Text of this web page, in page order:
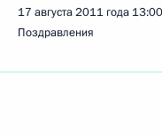
17 августа 2011 года 13:00
Поздравления